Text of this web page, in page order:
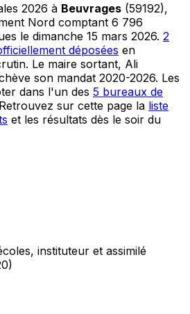
2026 à Beuvrages (59192),
Nord comptant 6 796
le dimanche 15 mars 2026. 2
déposées en
Le maire sortant, Ali
son mandat 2020-2026. Les
dans l'un des 5 bureaux de
sur cette page la liste
et les résultats dès le soir du
instituteur et assimilé